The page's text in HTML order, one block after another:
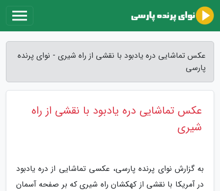
عکس تماشایی دره یادبود با نقشی از راه شیری - نوای پرنده
پارسی
عکس تماشایی دره یادبود با نقشی از راه
شیری
به گزارش نوای پرنده پارسی، عکسی تماشایی از دره یادبود
در آمریکا با نقشی از کهکشان راه شیری که بر صفحه آسمان